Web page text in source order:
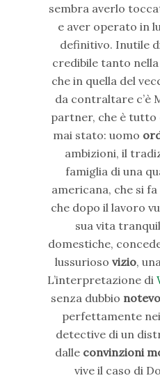
sembra averlo
e aver operato in
definitivo. Inutile
credibile tanto
che in quella del
da contraltare c’è
partner, che è tutto
mai stato: uomo
ambizioni, il
famiglia di una
americana, che si
che dopo il lavoro
sua vita
domestiche,
lussurioso vizio,
L’interpretazione di
senza dubbio
perfettamente
detective di un
dalle convinzioni
vive il caso di